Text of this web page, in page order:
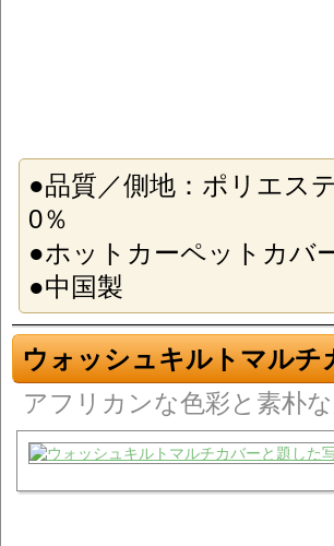
●品質／側地：ポリエス
0％
●ホットカーペットカバ
●中国製
ウォッシュキルトマルチ
アフリカンな色彩と素朴